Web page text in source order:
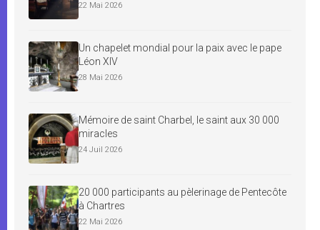
22 Mai 2026
Un chapelet mondial pour la paix avec le pape
Léon XIV
28 Mai 2026
Mémoire de saint Charbel, le saint aux 30 000
miracles
24 Juil 2026
20 000 participants au pèlerinage de Pentecôte
à Chartres
22 Mai 2026